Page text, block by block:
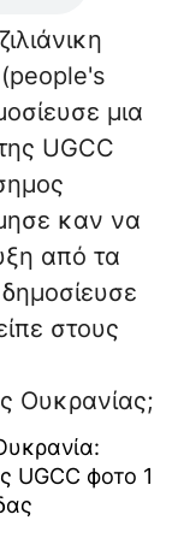
μια
UGCC
καν να
από τα
στους
Ουκρανίας;